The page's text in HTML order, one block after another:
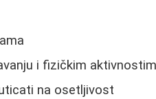
i fizičkim
na osetljivost